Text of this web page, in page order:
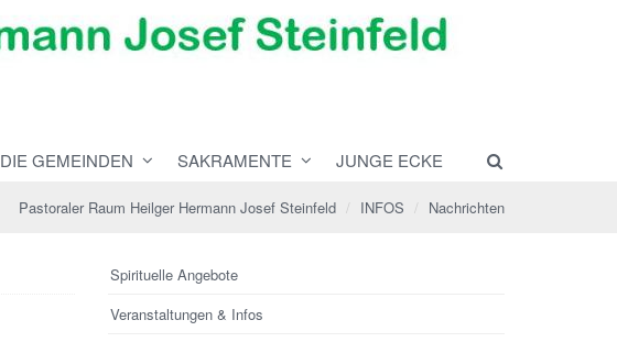
DIE GEMEINDEN SAKRAMENTE JUNGE ECKE
Pastoraler Raum Heilger Hermann Josef Steinfeld INFOS Nachrichten
Spirituelle Angebote
Veranstaltungen & Infos